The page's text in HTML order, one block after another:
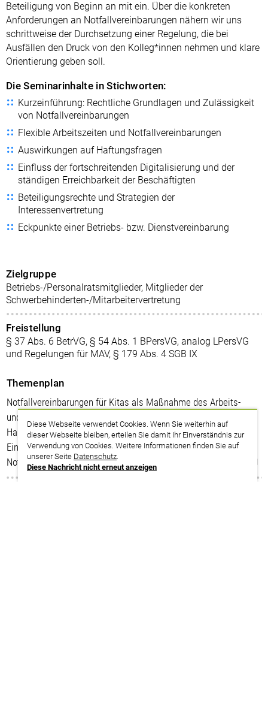
Diese Webseite verwendet Cookies. Wenn Sie weiterhin auf
dieser Webseite bleiben, erteilen Sie damit Ihr Einverständnis zur
Verwendung von Cookies. Weitere Informationen finden Sie auf
unserer Seite Datenschutz.
Diese Nachricht nicht erneut anzeigen
Beteiligung von Beginn an mit ein. Über die konkreten
Anforderungen an Notfallvereinbarungen nähern wir uns
schrittweise der Durchsetzung einer Regelung, die bei
Ausfällen den Druck von den Kolleg*innen nehmen und klare
Orientierung geben soll.
Die Seminarinhalte in Stichworten:
Kurzeinführung: Rechtliche Grundlagen und Zulässigkeit
von Notfallvereinbarungen
Flexible Arbeitszeiten und Notfallvereinbarungen
Auswirkungen auf Haftungsfragen
Einfluss der fortschreitenden Digitalisierung und der
ständigen Erreichbarkeit der Beschäftigten
Beteiligungsrechte und Strategien der
Interessenvertretung
Eckpunkte einer Betriebs- bzw. Dienstvereinbarung
Zielgruppe
Betriebs-/Personalratsmitglieder, Mitglieder der
Schwerbehinderten-/Mitarbeitervertretung
Freistellung
§ 37 Abs. 6 BetrVG, § 54 Abs. 1 BPersVG, analog LPersVG
und Regelungen für MAV, § 179 Abs. 4 SGB IX
Themenplan
Notfallvereinbarungen für Kitas als Maßnahme des Arbeits-
und Gesundheitsschutzes
Handlungsmöglichkeiten der Interessenvertretung zur
Einführung und Umsetzung mitbestimmter
Notfallvereinbarungen